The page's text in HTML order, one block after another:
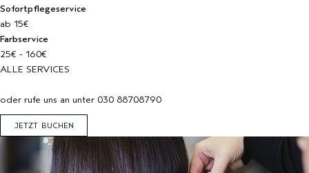
Sofortpflegeservice
ab 15€
Farbservice
25€ - 160€
ALLE SERVICES
oder rufe uns an unter 030 88708790
JETZT BUCHEN